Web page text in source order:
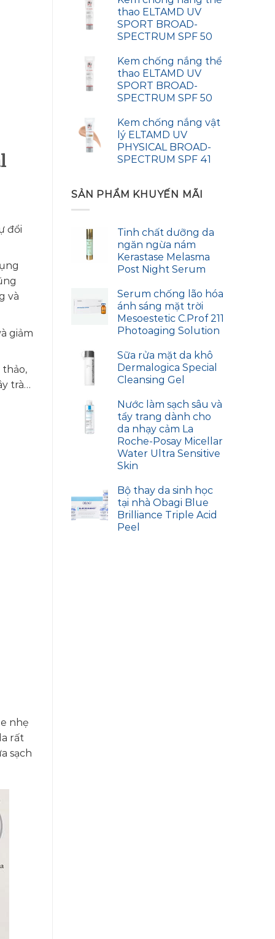
thao ELTAMD UV
SPORT BROAD-
SPECTRUM SPF 50
Kem chống nắng thể
thao ELTAMD UV
SPORT BROAD-
SPECTRUM SPF 50
Kem chống nắng vật
lý ELTAMD UV
PHYSICAL BROAD-
SPECTRUM SPF 41
SẢN PHẨM KHUYẾN MÃI
Tinh chất dưỡng da
ngăn ngừa nám
Kerastase Melasma
Post Night Serum
Serum chống lão hóa
ánh sáng mặt trời
Mesoestetic C.Prof 211
Photoaging Solution
Sữa rửa mặt da khô
Dermalogica Special
Cleansing Gel
Nước làm sạch sâu và
tẩy trang dành cho
da nhạy cảm La
Roche-Posay Micellar
Water Ultra Sensitive
Skin
Bộ thay da sinh học
tại nhà Obagi Blue
Brilliance Triple Acid
Peel
đổi
và
giảm
thảo,
trà…
nhẹ
rất
sạch